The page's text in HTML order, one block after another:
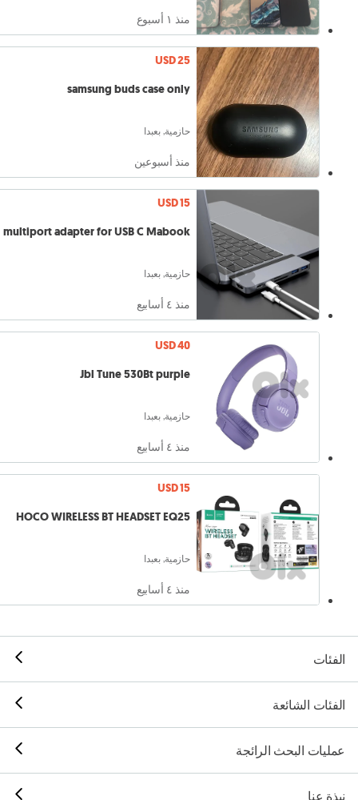
منذ ١ أسبوع
USD 25
samsung buds case only
حازمية, بعبدا
منذ أسبوعين
USD 15
multiport adapter for USB C Mabook
حازمية, بعبدا
منذ ٤ أسابيع
USD 40
Jbl Tune 530Bt purple
حازمية, بعبدا
منذ ٤ أسابيع
USD 15
HOCO WIRELESS BT HEADSET EQ25
حازمية, بعبدا
منذ ٤ أسابيع
الفئات
الفئات الشائعة
عمليات البحث الرائجة
نبذة عنا